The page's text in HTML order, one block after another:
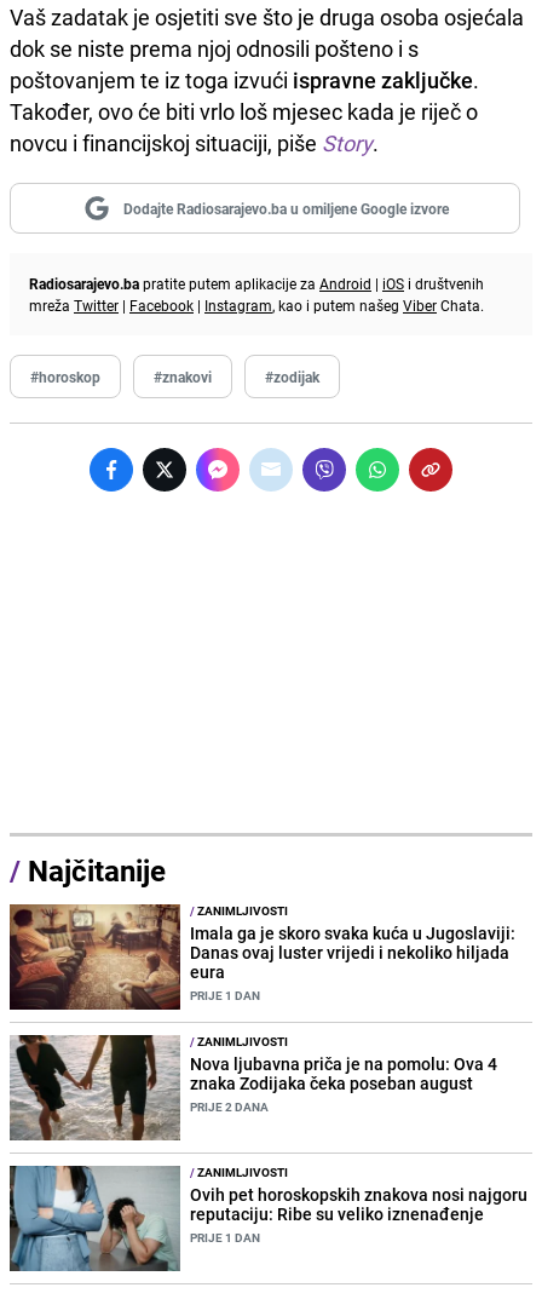
Vaš zadatak je osjetiti sve što je druga osoba osjećala
dok se niste prema njoj odnosili pošteno i s
poštovanjem te iz toga izvući ispravne zaključke.
Također, ovo će biti vrlo loš mjesec kada je riječ o
novcu i financijskoj situaciji, piše Story.
Dodajte Radiosarajevo.ba u omiljene Google izvore
Radiosarajevo.bapratite putem aplikacije za Android | iOS i društvenih
mreža Twitter | Facebook | Instagram, kao i putem našeg ViberChata.
#horoskop #znakovi #zodijak
/ Najčitanije
/ZANIMLJIVOSTI
Imala ga je skoro svaka kuća u Jugoslaviji:
Danas ovaj luster vrijedi i nekoliko hiljada
eura
PRIJE 1 DAN
/ZANIMLJIVOSTI
Nova ljubavna priča je na pomolu: Ova 4
znaka Zodijaka čeka poseban august
PRIJE 2 DANA
/ZANIMLJIVOSTI
Ovih pet horoskopskih znakova nosi najgoru
reputaciju: Ribe su veliko iznenađenje
PRIJE 1 DAN